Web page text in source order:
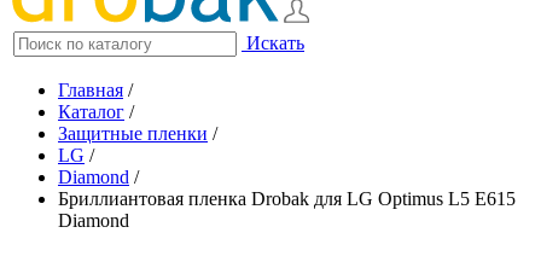
Искать
Главная /
Каталог /
Защитные пленки /
LG /
Diamond /
Бриллиантовая пленка Drobak для LG Optimus L5 E615
Diamond